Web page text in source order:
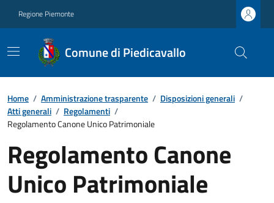
Regione Piemonte
Comune di Piedicavallo
Home / Amministrazione trasparente / Disposizioni generali /
Atti generali / Regolamenti /
Regolamento Canone Unico Patrimoniale
Regolamento Canone
Unico Patrimoniale